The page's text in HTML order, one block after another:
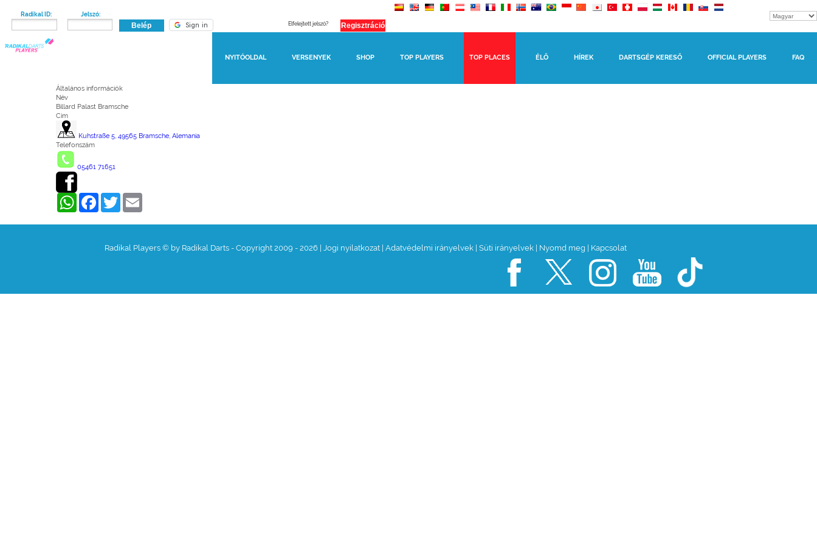
Radikal ID: Jelszó:
Elfelejtett jelszó?
NYITÓOLDAL VERSENYEK SHOP TOP PLAYERS TOP PLACES ÉLŐ HÍREK DARTSGÉP KERESŐ OFFICIAL PLAYERS FAQ
Általános információk
Név
Billard Palast Bramsche
Cím
Kuhstraße 5, 49565 Bramsche, Alemania
Telefonszám
05461 71651
WhatsAppFacebookTwitter
Radikal Players © by Radikal Darts - Copyright 2009 - 2026 Jogi nyilatkozat Adatvédelmi irányelvek Süti irányelvek Nyomd meg Kapcsolat